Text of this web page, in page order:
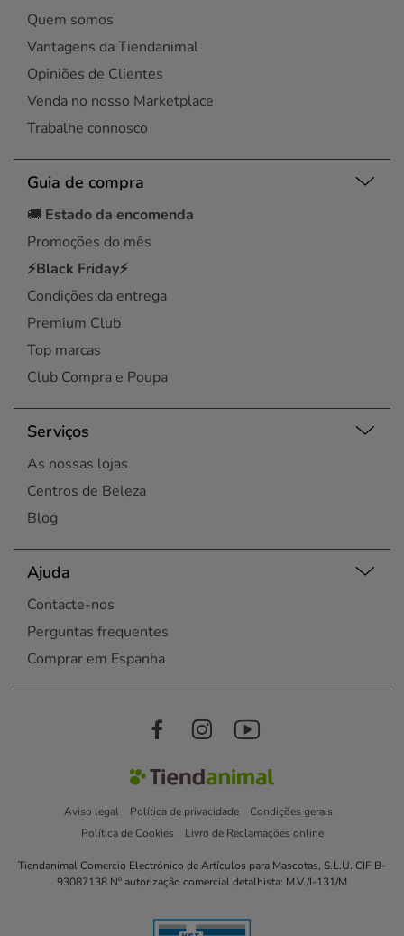
Quem somos
Vantagens da Tiendanimal
Opiniões de Clientes
Venda no nosso Marketplace
Trabalhe connosco
Guia de compra
🚚 Estado da encomenda
Promoções do mês
⚡Black Friday⚡
Condições da entrega
Premium Club
Top marcas
Club Compra e Poupa
Serviços
As nossas lojas
Centros de Beleza
Blog
Ajuda
Contacte-nos
Perguntas frequentes
Comprar em Espanha
Aviso legal Política de privacidade
Condições gerais
Política de Cookies
Livro de Reclamações online
Tiendanimal Comercio Electrónico de Artículos para Mascotas, S.L.U. CIF B-
93087138 Nº autorização comercial detalhista: M.V./I-131/M